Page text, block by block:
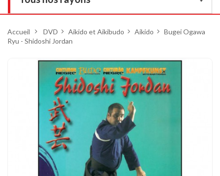
DVD
Armes
Tenues
Chaussures
Protections
Cible de frappe
Condition physique
Accessoires
Accueil > DVD > Aikido et Aikibudo > Aikido > Bugei Ogawa
Ryu - Shidoshi Jordan